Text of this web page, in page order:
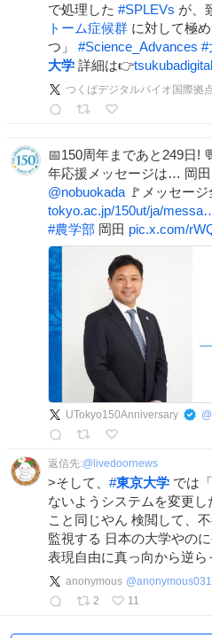
で処理した #SPLEVs が、
トーム症候群 に対して極
つ」 #Science_Advances #
大学 詳細は👉
つくばデジタルバイオ国際拠
📅150周年まであと249日!
年応援メッセージは… 岡田
@nobuokada 🚩メッセー
tokyo.ac.jp/150ut/ja/
#農学部 岡田 pic.x.com/
UTokyo150Anniversary @
返信先:@ livedoornews
>そして、 #東京大学 では「
ないようシステムを変更
こと同じやん 検閲して、
監視する 日本の大学やの
表現自由に真っ向から逆ら
anonymous @
2
11